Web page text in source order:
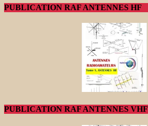
PUBLICATION RAF ANTENNES HF
PUBLICATION RAF ANTENNES VHF